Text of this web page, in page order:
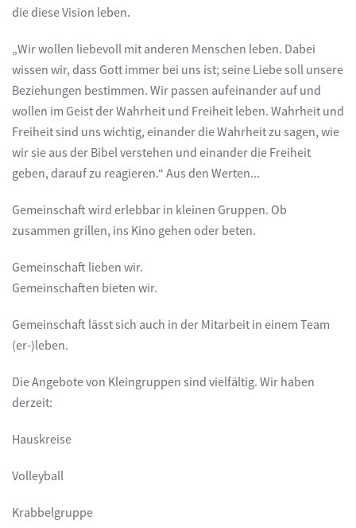
die diese Vision leben.
„Wir wollen liebevoll mit anderen Menschen leben. Dabei
wissen wir, dass Gott immer bei uns ist; seine Liebe soll unsere
Beziehungen bestimmen. Wir passen aufeinander auf und
wollen im Geist der Wahrheit und Freiheit leben. Wahrheit und
Freiheit sind uns wichtig, einander die Wahrheit zu sagen, wie
wir sie aus der Bibel verstehen und einander die Freiheit
geben, darauf zu reagieren.“ Aus den Werten...
Gemeinschaft wird erlebbar in kleinen Gruppen. Ob
zusammen grillen, ins Kino gehen oder beten.
Gemeinschaft lieben wir.
Gemeinschaften bieten wir.
Gemeinschaft lässt sich auch in der Mitarbeit in einem Team
(er-)leben.
Die Angebote von Kleingruppen sind vielfältig. Wir haben
derzeit:
Hauskreise
Volleyball
Krabbelgruppe